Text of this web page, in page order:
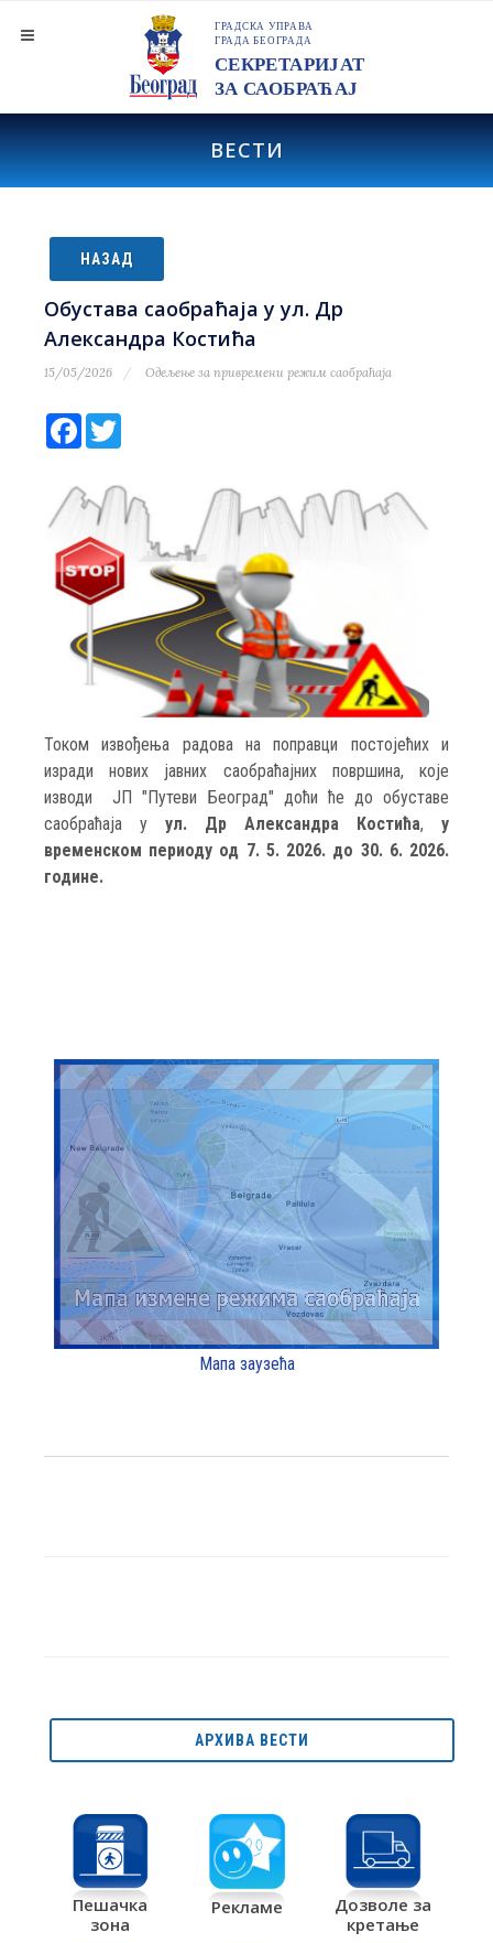
ВЕСТИ
НАЗАД
Обустава саобраћаја у ул. Др
Александра Костића
15/05/2026 Одељење за привремени режим саобраћаја
Facebook
Током извођења радова на поправци постојећих и
изради нових јавних саобраћајних површина, које
изводи ЈП "Путеви Београд" доћи ће до обуставе
саобраћаја у ул. Др Александра Костића, у
временском периоду од 7. 5. 2026. до 30. 6. 2026.
године.
Мапа заузећа
АРХИВА ВЕСТИ
Пешачка
зона
Рекламе
Дозволе за
кретање